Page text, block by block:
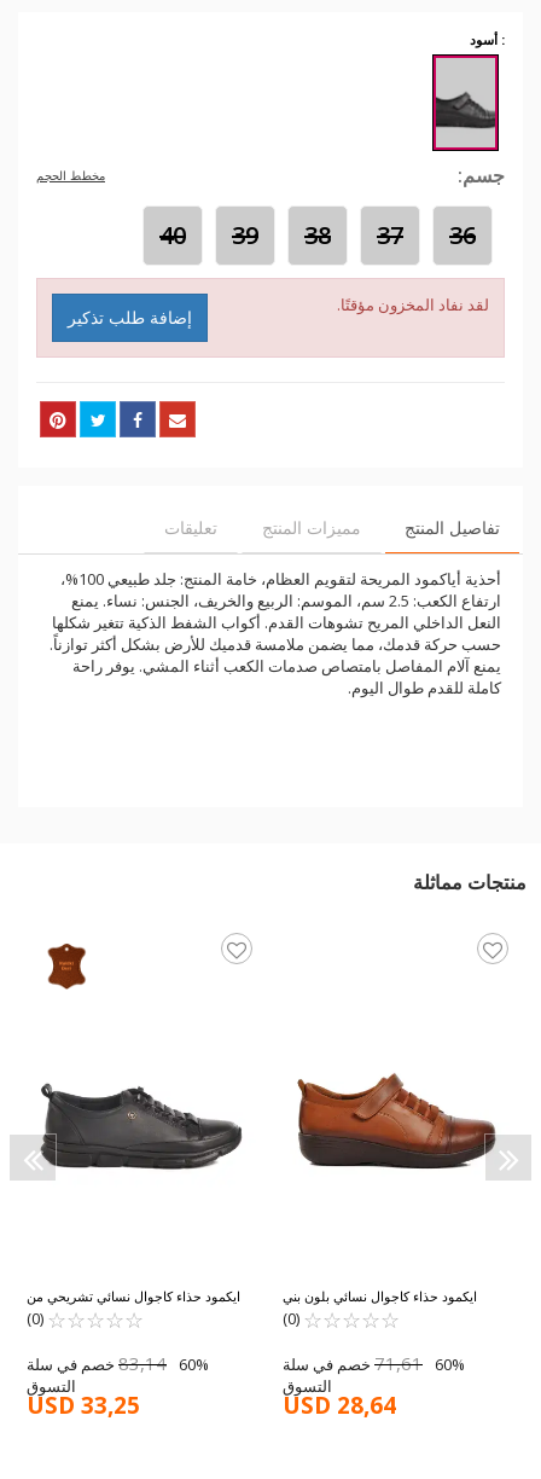
: أسود
جسم: مخطط الحجم
36
37
38
39
40
لقد نفاد المخزون مؤقتًا.
إضافة طلب تذكير
تفاصيل المنتج مميزات المنتج تعليقات
أحذية أياكمود المريحة لتقويم العظام، خامة المنتج: جلد طبيعي 100%،
ارتفاع الكعب: 2.5 سم، الموسم: الربيع والخريف، الجنس: نساء. يمنع
النعل الداخلي المريح تشوهات القدم. أكواب الشفط الذكية تتغير شكلها
حسب حركة قدمك، مما يضمن ملامسة قدميك للأرض بشكل أكثر توازناً.
يمنع آلام المفاصل بامتصاص صدمات الكعب أثناء المشي. يوفر راحة
كاملة للقدم طوال اليوم.
منتجات مماثلة
ايكمود حذاء كاجوال نسائي بلون بني
Road240 Z
☆
☆
☆
☆
☆ ★
★
★
★
★
(0)
71,61 60% خصم في سلة
التسوق
USD 28,64
ايكمود حذاء كاجوال نسائي تشريحي من
الجلد الطبيعي باللون الأسود 605 Z
☆
☆
☆
☆
☆ ★
★
★
★
★
(0)
83,14 60% خصم في سلة
التسوق
USD 33,25